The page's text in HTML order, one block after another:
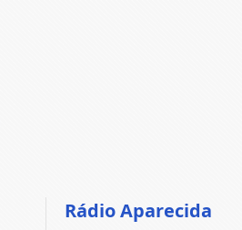
Rádio Aparecida